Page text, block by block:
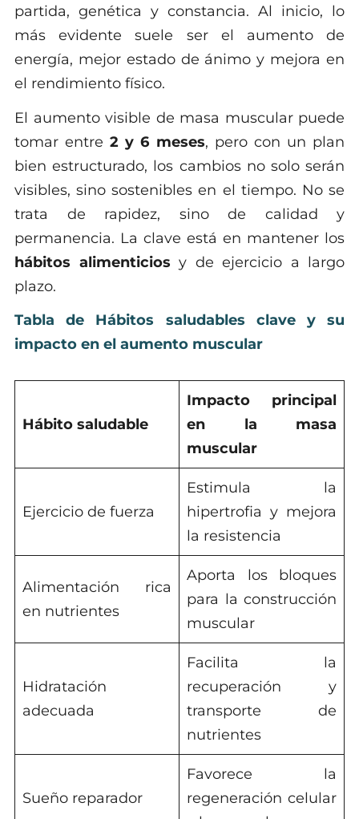
partida, genética y constancia. Al inicio, lo
más evidente suele ser el aumento de
energía, mejor estado de ánimo y mejora en
el rendimiento físico.
El aumento visible de masa muscular puede
tomar entre 2 y 6 meses, pero con un plan
bien estructurado, los cambios no solo serán
visibles, sino sostenibles en el tiempo. No se
trata de rapidez, sino de calidad y
permanencia. La clave está en mantener los
hábitos alimenticios y de ejercicio a largo
plazo.
Tabla de Hábitos saludables clave y su
impacto en el aumento muscular
Hábito saludable
Impacto principal
en la masa
muscular
Ejercicio de fuerza
Estimula la
hipertrofia y mejora
la resistencia
Alimentación rica
en nutrientes
Aporta los bloques
para la construcción
muscular
Hidratación
adecuada
Facilita la
recuperación y
transporte de
nutrientes
Sueño reparador
Favorece la
regeneración celular